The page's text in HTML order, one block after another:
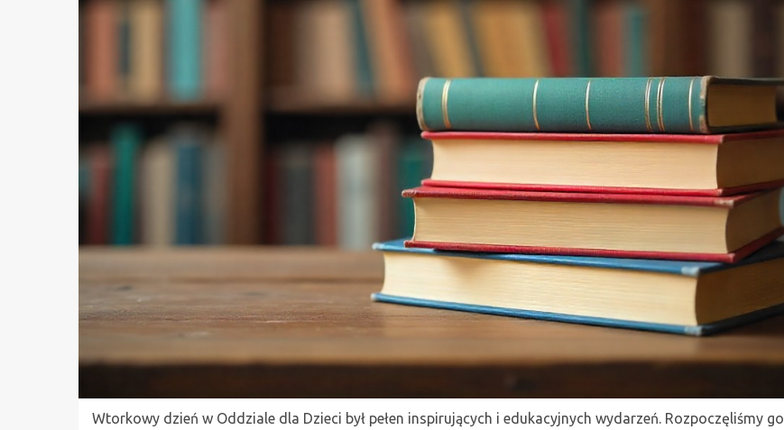
Wtorkowy dzień w Oddziale dla Dzieci był pełen inspirujących i edukacyjnych wydarzeń. Rozpoczęliśmy go